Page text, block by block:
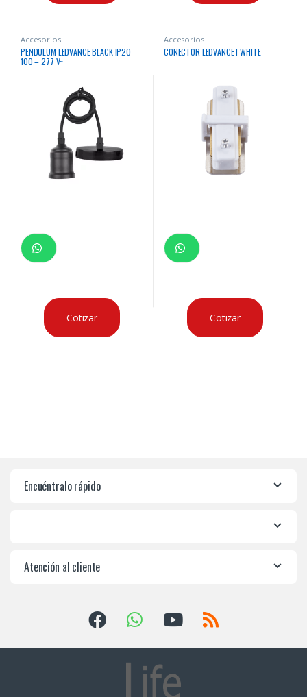
Accesorios
PENDULUM LEDVANCE BLACK IP20
100 – 277 V~
Cotizar
Accesorios
CONECTOR LEDVANCE I WHITE
Cotizar
Encuéntralo rápido
Atención al cliente